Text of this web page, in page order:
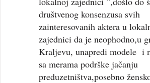
društvenog konsenzusa svih
zainteresovanih aktera u
zajednici da je neophodno,u
Kraljevu, unapredi modele i
sa merama podrške jačanju
preduzetništva,posebno